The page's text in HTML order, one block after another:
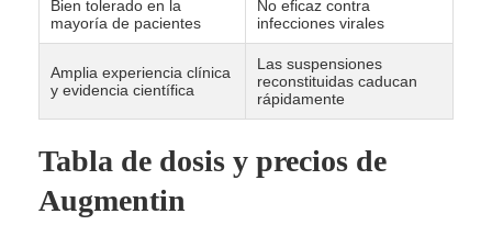
Bien tolerado en la
mayoría de pacientes
No eficaz contra
infecciones virales
Amplia experiencia clínica
y evidencia científica
Las suspensiones
reconstituidas caducan
rápidamente
Tabla de dosis y precios de
Augmentin